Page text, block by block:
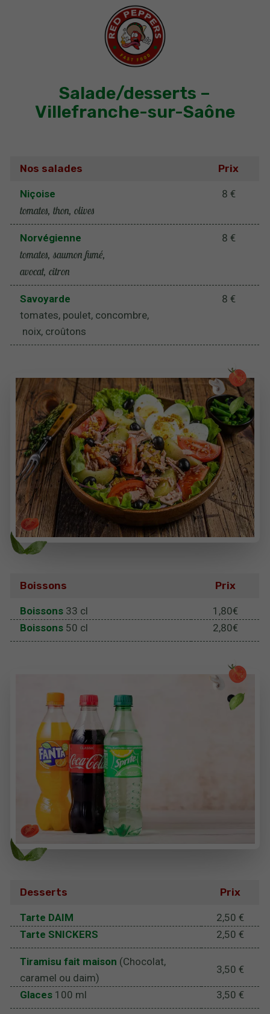
Salade/desserts –
Villefranche-sur-Saône
Nos salades Prix
Niçoise 8 €
tomates, thon, olives
Norvégienne 8 €
tomates, saumon fumé,
avocat, citron
Savoyarde
8 €
tomates, poulet, concombre,
noix, croûtons
Boissons Prix
Boissons 33 cl
1,80€
Boissons 50 cl 2,80€
Desserts Prix
Tarte DAIM
2,50 €
Tarte SNICKERS
2,50 €
Tiramisu fait maison (Chocolat,
caramel ou daim)
3,50 €
Glaces 100 ml 3,50 €